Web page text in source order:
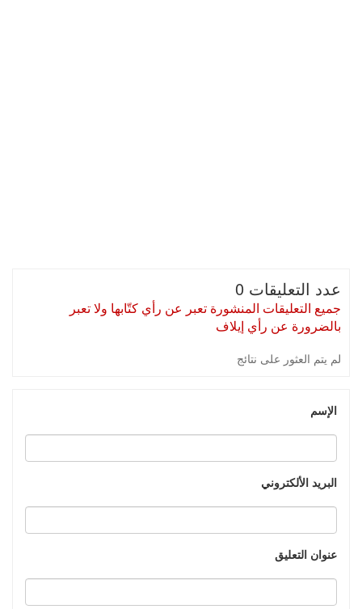
عدد التعليقات 0
جميع التعليقات المنشورة تعبر عن رأي كتّابها ولا تعبر
بالضرورة عن رأي إيلاف
لم يتم العثور على نتائج
الإسم
البريد الألكتروني
عنوان التعليق